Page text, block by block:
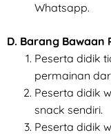
Whatsapp.
D. Barang Bawaan
Peserta didik
permainan
Peserta didik
snack sendiri.
Peserta didik